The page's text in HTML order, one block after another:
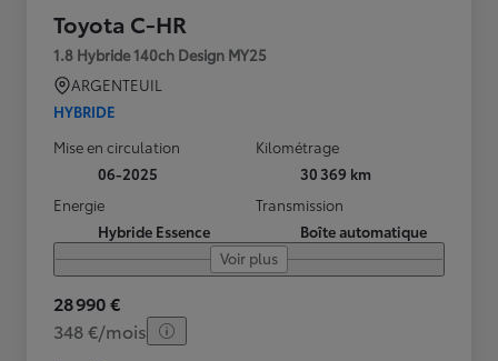
Toyota C-HR
1.8 Hybride 140ch Design MY25
ARGENTEUIL
HYBRIDE
Mise en circulation
06-2025
Kilométrage
30 369 km
Energie
Hybride Essence
Transmission
Boîte automatique
Voir plus
28 990 €
348 €/mois